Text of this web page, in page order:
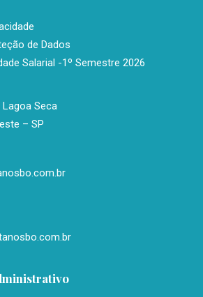
de Dados
Salarial -1º Semestre 2026
Lagoa Seca
– SP